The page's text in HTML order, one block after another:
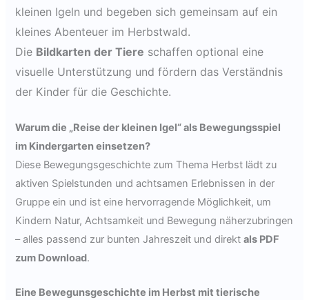
kleinen Igeln und begeben sich gemeinsam auf ein
kleines Abenteuer im Herbstwald.
Die Bildkarten der Tiere schaffen optional eine
visuelle Unterstützung und fördern das Verständnis
der Kinder für die Geschichte.
Warum die „Reise der kleinen Igel“ als Bewegungsspiel
im Kindergarten einsetzen?
Diese Bewegungsgeschichte zum Thema Herbst lädt zu
aktiven Spielstunden und achtsamen Erlebnissen in der
Gruppe ein und ist eine hervorragende Möglichkeit, um
Kindern Natur, Achtsamkeit und Bewegung näherzubringen
– alles passend zur bunten Jahreszeit und direktals PDF
zum Download.
Eine Bewegunsgeschichte im Herbst mit tierische